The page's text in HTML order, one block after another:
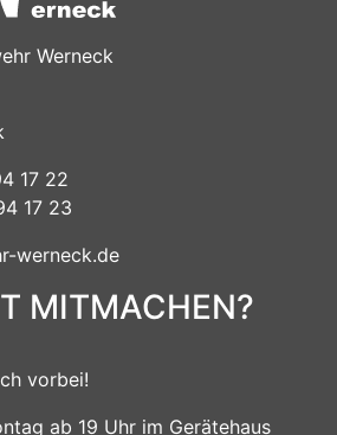
Werneck
17 22
17 23
werneck.de
MITMACHEN?
vorbei!
ab 19 Uhr im Gerätehaus